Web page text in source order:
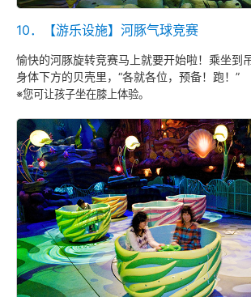
10．【游乐设施】河豚气球竞赛
愉快的河豚旋转竞赛马上就要开始啦！乘坐到
身体下方的贝壳里，“各就各位，预备！跑！”
※您可让孩子坐在膝上体验。